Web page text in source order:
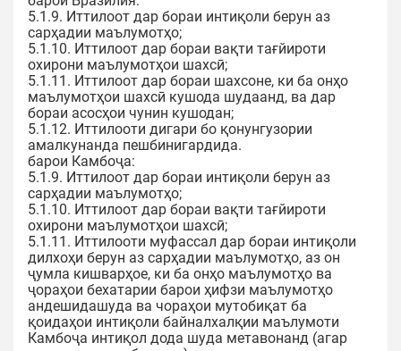
5.1.9. Иттилоот дар бораи интиқоли берун аз
сарҳадии маълумотҳо;
5.1.10. Иттилоот дар бораи вақти тағйироти
охирони маълумотҳои шахсӣ;
5.1.11. Иттилоот дар бораи шахсоне, ки ба онҳо
маълумотҳои шахсӣ кушода шудаанд, ва дар
бораи асосҳои чунин кушодан;
5.1.12. Иттилооти дигари бо қонунгузории
амалкунанда пешбинигардида.
барои Камбоҷа:
5.1.9. Иттилоот дар бораи интиқоли берун аз
сарҳадии маълумотҳо;
5.1.10. Иттилоот дар бораи вақти тағйироти
охирони маълумотҳои шахсӣ;
5.1.11. Иттилооти муфассал дар бораи интиқоли
дилхоҳи берун аз сарҳадии маълумотҳо, аз он
ҷумла кишварҳое, ки ба онҳо маълумотҳо ва
ҷораҳои бехатарии барои ҳифзи маълумотҳо
андешидашуда ва чораҳои мутобиқат ба
қоидаҳои интиқоли байналхалқии маълумоти
Камбоҷа интиқол дода шуда метавонанд (агар